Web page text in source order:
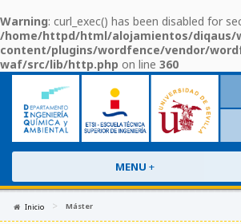
Warning: curl_exec() has been disabled for
/home/httpd/html/alojamientos/diqaus/
content/plugins/wordfence/vendor/
waf/src/lib/http.php on line 360
MENU +
Inicio > Máster